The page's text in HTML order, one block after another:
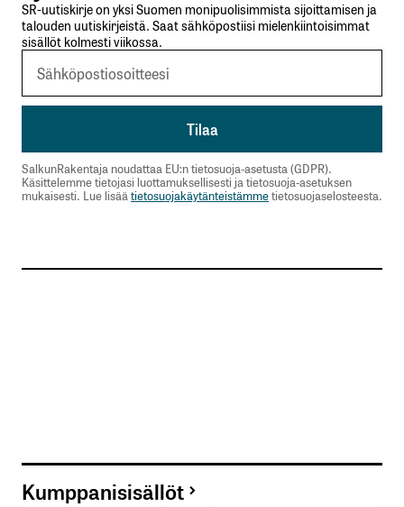
SR-uutiskirje on yksi Suomen monipuolisimmista sijoittamisen ja
talouden uutiskirjeistä. Saat sähköpostiisi mielenkiintoisimmat
sisällöt kolmesti viikossa.
SalkunRakentaja noudattaa EU:n tietosuoja-asetusta (GDPR).
Käsittelemme tietojasi luottamuksellisesti ja tietosuoja-asetuksen
mukaisesti. Lue lisää tietosuojakäytänteistämmetietosuojaselosteesta.
Kumppanisisällöt